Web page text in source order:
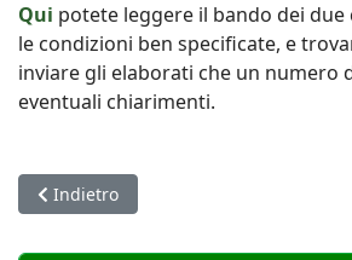
Qui potete leggere il bando dei
le condizioni ben specificate, e
inviare gli elaborati che un numero
eventuali chiarimenti.
Articolo precedente: Campionati
Indietro